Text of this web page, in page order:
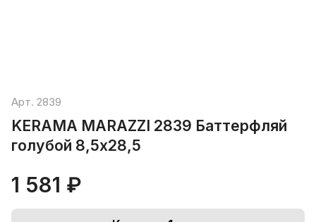
Арт. 2839
KERAMA MARAZZI 2839 Баттерфляй
голубой 8,5х28,5
1 581 ₽